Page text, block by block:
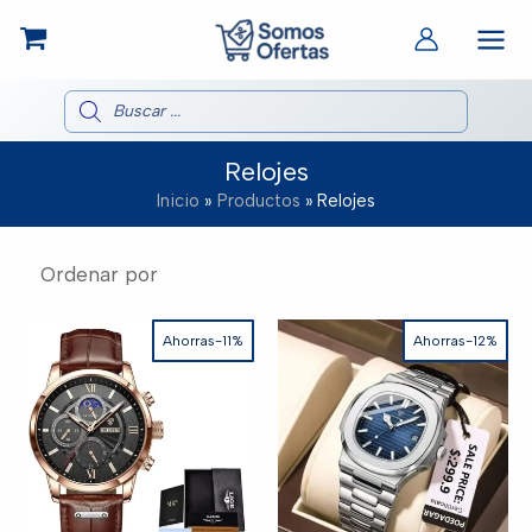
contenido
Búsqueda
de
productos
Relojes
Inicio Productos Relojes
Ahorras-11% Ahorras-12%